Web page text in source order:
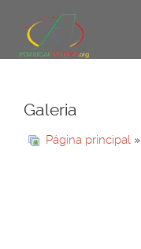
Galeria
Página principal »